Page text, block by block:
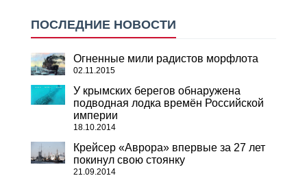
ПОСЛЕДНИЕ НОВОСТИ
Огненные мили радистов морфлота
02.11.2015
У крымских берегов обнаружена
подводная лодка времён Российской
империи
18.10.2014
Крейсер «Аврора» впервые за 27 лет
покинул свою стоянку
21.09.2014